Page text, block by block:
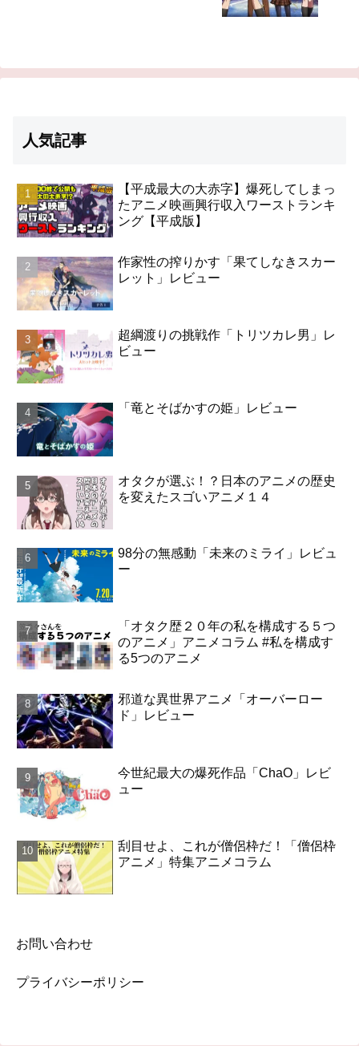
人気記事
【平成最大の大赤字】爆死してしまっ
たアニメ映画興行収入ワーストランキ
ング【平成版】
作家性の搾りかす「果てしなきスカー
レット」レビュー
超綱渡りの挑戦作「トリツカレ男」レ
ビュー
「竜とそばかすの姫」レビュー
オタクが選ぶ！？日本のアニメの歴史
を変えたスゴいアニメ１４
98分の無感動「未来のミライ」レビュ
ー
「オタク歴２０年の私を構成する５つ
のアニメ」アニメコラム #私を構成す
る5つのアニメ
邪道な異世界アニメ「オーバーロー
ド」レビュー
今世紀最大の爆死作品「ChaO」レビ
ュー
刮目せよ、これが僧侶枠だ！「僧侶枠
アニメ」特集アニメコラム
お問い合わせ
プライバシーポリシー